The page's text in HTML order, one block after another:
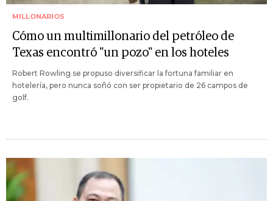
MILLONARIOS
Cómo un multimillonario del petróleo de
Texas encontró "un pozo" en los hoteles
Robert Rowling se propuso diversificar la fortuna familiar en
hotelería, pero nunca soñó con ser propietario de 26 campos de
golf.